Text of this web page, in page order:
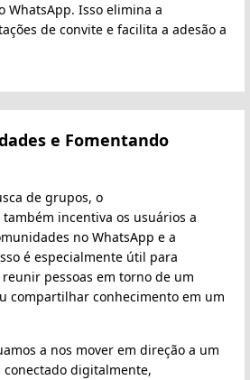
WhatsApp. Isso elimina a
de convite e facilita a adesão a
e Fomentando
de grupos, o
incentiva os usuários a
no WhatsApp e a
é especialmente útil para
pessoas em torno de um
compartilhar conhecimento em um
a nos mover em direção a um
conectado digitalmente,